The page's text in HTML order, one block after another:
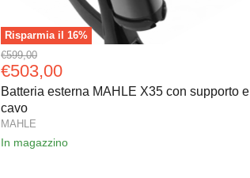
Risparmia il 16%
Batteria
esterna
MAHLE
X35
con
supporto
e
cavo
Prezzo
originale
€599,00
Prezzo
attuale
€503,00
Batteria esterna MAHLE X35 con supporto e
cavo
MAHLE
In magazzino